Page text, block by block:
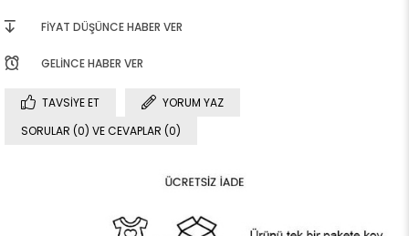
FIYAT DÜŞÜNCE HABER VER
GELINCE HABER VER
TAVSIYE ET
YORUM YAZ
SORULAR (0) VE CEVAPLAR (0)